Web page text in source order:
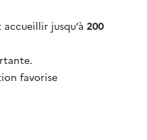
jusqu’à 200
favorise